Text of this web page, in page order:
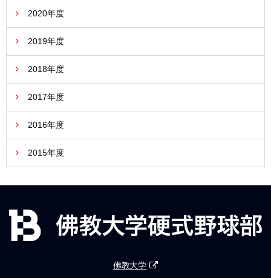
2020年度
2019年度
2018年度
2017年度
2016年度
2015年度
佛教大学